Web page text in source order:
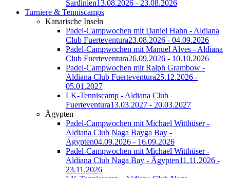
Sardinien13.08.2026 - 23.08.2026
Turniere & Tenniscamps
Kanarische Inseln
Padel-Campwochen mit Daniel Hahn - Aldiana
Club Fuerteventura23.08.2026 - 04.09.2026
Padel-Campwochen mit Manuel Alves - Aldiana
Club Fuerteventura26.09.2026 - 10.10.2026
Padel-Campwochen mit Ralph Grambow -
Aldiana Club Fuerteventura25.12.2026 -
05.01.2027
LK-Tenniscamp - Aldiana Club
Fuerteventura13.03.2027 - 20.03.2027
Ägypten
Padel-Campwochen mit Michael Witthüser -
Aldiana Club Naga Bayga Bay -
Ägypten04.09.2026 - 16.09.2026
Padel-Campwochen mit Michael Witthüser -
Aldiana Club Naga Bay - Ägypten11.11.2026 -
23.11.2026